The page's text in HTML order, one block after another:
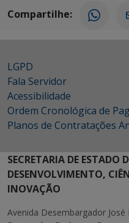
Compartilhe:
LGPD
Fala Servidor
Acessibilidade
Ordem Cronológica de
Planos de Contratações
SECRETARIA DE ESTADO
DESENVOLVIMENTO,
INOVAÇÃO
Avenida Desembargador